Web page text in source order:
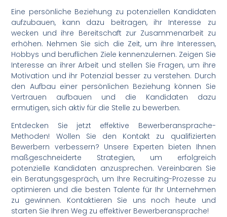
Eine persönliche Beziehung zu potenziellen Kandidaten
aufzubauen, kann dazu beitragen, ihr Interesse zu
wecken und ihre Bereitschaft zur Zusammenarbeit zu
erhöhen. Nehmen Sie sich die Zeit, um ihre Interessen,
Hobbys und beruflichen Ziele kennenzulernen. Zeigen Sie
Interesse an ihrer Arbeit und stellen Sie Fragen, um ihre
Motivation und ihr Potenzial besser zu verstehen. Durch
den Aufbau einer persönlichen Beziehung können Sie
Vertrauen aufbauen und die Kandidaten dazu
ermutigen, sich aktiv für die Stelle zu bewerben.
Entdecken Sie jetzt effektive Bewerberansprache-
Methoden! Wollen Sie den Kontakt zu qualifizierten
Bewerbern verbessern? Unsere Experten bieten Ihnen
maßgeschneiderte Strategien, um erfolgreich
potenzielle Kandidaten anzusprechen. Vereinbaren Sie
ein Beratungsgespräch, um Ihre Recruiting-Prozesse zu
optimieren und die besten Talente für Ihr Unternehmen
zu gewinnen. Kontaktieren Sie uns noch heute und
starten Sie Ihren Weg zu effektiver Bewerberansprache!